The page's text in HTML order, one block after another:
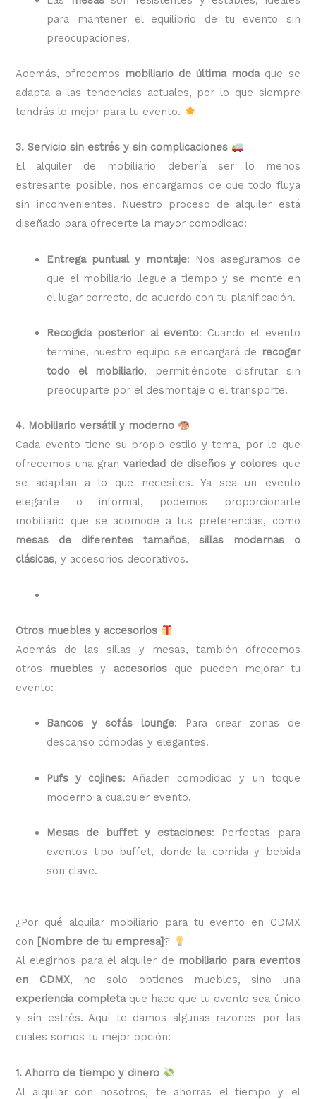
para mantener el equilibrio de tu evento sin
preocupaciones.
Además, ofrecemos mobiliario de última modaque se
adapta a las tendencias actuales, por lo que siempre
tendrás lo mejor para tu evento.
3. Servicio sin estrés y sin complicaciones
El alquiler de mobiliario debería ser lo menos
estresante posible, nos encargamos de que todo fluya
sin inconvenientes. Nuestro proceso de alquiler está
diseñado para ofrecerte la mayor comodidad:
Entrega puntual y montaje: Nos aseguramos de
que el mobiliario llegue a tiempo y se monte en
el lugar correcto, de acuerdo con tu planificación.
Recogida posterior al evento: Cuando el evento
termine, nuestro equipo se encargará de recoger
todo el mobiliario, permitiéndote disfrutar sin
preocuparte por el desmontaje o el transporte.
4. Mobiliario versátil y moderno
Cada evento tiene su propio estilo y tema, por lo que
ofrecemos una gran variedad de diseños y colores que
se adaptan a lo que necesites. Ya sea un evento
elegante o informal, podemos proporcionarte
mobiliario que se acomode a tus preferencias, como
mesas de diferentes tamaños,sillas modernas o
clásicas, y accesorios decorativos.
Otros muebles y accesorios
Además de las sillas y mesas, también ofrecemos
otros muebles y accesoriosque pueden mejorar tu
evento:
Bancos y sofás lounge: Para crear zonas de
descanso cómodas y elegantes.
Pufs y cojines: Añaden comodidad y un toque
moderno a cualquier evento.
Mesas de buffet y estaciones: Perfectas para
eventos tipo buffet, donde la comida y bebida
son clave.
¿Por qué alquilar mobiliario para tu evento en CDMX
con [Nombre de tu empresa]?
Al elegirnos para el alquiler de mobiliario para eventos
en CDMX, no solo obtienes muebles, sino una
experiencia completaque hace que tu evento sea único
y sin estrés. Aquí te damos algunas razones por las
cuales somos tu mejor opción:
1. Ahorro de tiempo y dinero
Al alquilar con nosotros, te ahorras el tiempo y el